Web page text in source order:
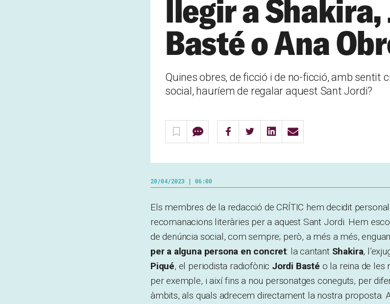
llegir a Shakira,
Basté o Ana
Quines obres, de ficció i de no-ficció, amb sentit
social, hauríem de regalar aquest Sant Jordi?
20/04/2023 | 06:00
Els membres de la redacció de CRÍTIC hem decidit
recomanacions literàries per a aquest Sant Jordi. Hem
de denúncia social, com sempre; però, a més a més,
per a alguna persona en concret: la cantant Shakira,
Piqué, el periodista radiofònic Jordi Basté o la reina de les
per exemple, i així fins a nou personatges coneguts, per
àmbits, als quals adrecem directament la nostra proposta.